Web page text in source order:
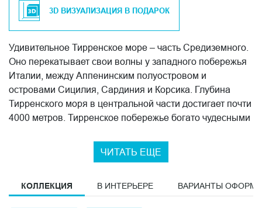
3D ВИЗУАЛИЗАЦИЯ В ПОДАРОК
Удивительное Тирренское море – часть Средиземного.
Оно перекатывает свои волны у западного побережья
Италии, между Аппенинским полуостровом и
островами Сицилия, Сардиния и Корсика. Глубина
Тирренского моря в центральной части достигает почти
4000 метров. Тирренское побережье богато чудесными
цивилизацией природных парков, и конечно же,
ЧИТАТЬ ЕЩЕ
КОЛЛЕКЦИЯ В ИНТЕРЬЕРЕ ВАРИАНТЫ